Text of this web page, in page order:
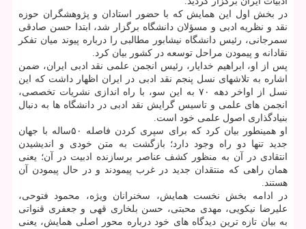
در بخش اول این همایش که با حضور استادان و پژوهشگران حوزه
نقد و نظریه ادبی و مسؤلان دانشگاه برگزار شد، ابتدا حسن صادقی
سمرجانی، رئیس دانشگاه نیشابور مطالبی را درباره پیوند میان تفکر
نقادانه و پیمودن مراحل توسعه در کشور بیان کرد.
پس از او، ابراهیم خدایار، رئیس انجمن علمی نقد ادبی ایران، ضمن
اشاره به تلاشهای نسل پنجم نقد ادبی در ایران اظهار داشت که این
نسل از اواخر دهه ۷۰ به این سو، با راه اندازی نشریات تخصصی،
انجمن های علمی و تاسیس گرایش نقد ادبی در دانشگاه ها به دنبال
بنیادگذاری اصول علمی خود است.
او همینطور بیان کرد که برای سپری کردن فاصله ۵۰ساله با جهان
جدید تنها دو راه وجود دارد؛ بازگشت به متن خودی و اندیشیدن
انتقادی در آن به منظور کشف عناصر برسازنده ادبیت در آن؛ یعنی
همان راهی که منتقدان جدید در غرب پیمودند و در حال پیمودن آن
هستند.
در ادامه بخش نخست همایش، سخنرانان ویژه، محمود فتوحی،
علیرضا نیکویی، مهدی محبتی، حسن بلخاری قهی و جعفری قنواتی
به بیان تازه ترین دیدگاه های خود درباره محور اصلی همایش، یعنی